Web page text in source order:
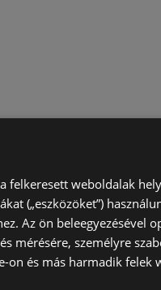
felkeresett weboldalak
(„eszközöket”)
Az ön beleegyezésével
mérésére, személyre
on és más harmadik felek